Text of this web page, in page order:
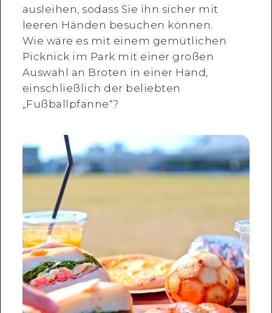
ausleihen, sodass Sie ihn sicher mit
leeren Händen besuchen können.
Wie wäre es mit einem gemütlichen
Picknick im Park mit einer großen
Auswahl an Broten in einer Hand,
einschließlich der beliebten
„Fußballpfanne“?